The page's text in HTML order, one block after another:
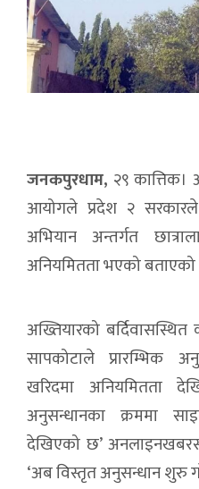
जनकपुरधाम, २९
आयोगले प्रदेश २
अभियान अन्तर्गत
अनियमितता भएको
अख्तियारको
सापकोटाले प्रारम्भिक
खरिदमा अनियमितता
अनुसन्धानका क्रममा
देखिएको छ’
‘अब विस्तृत अनुसन्धान शुरु